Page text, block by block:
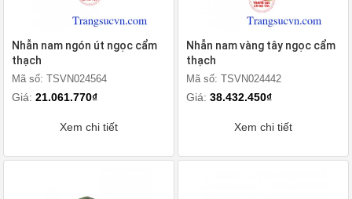
Nhẫn nam ngón út ngọc cẩm
thạch
Mã số: TSVN024564
Giá: 21.061.770₫
Xem chi tiết
Nhẫn nam vàng tây ngọc cẩm
thạch
Mã số: TSVN024442
Giá: 38.432.450₫
Xem chi tiết